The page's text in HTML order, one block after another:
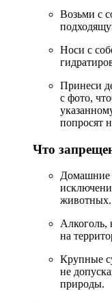
Возьми с
Носи с
Принеси
с фото,
попросят
Что
Домашние
животных.
на
Крупные
не
природы.